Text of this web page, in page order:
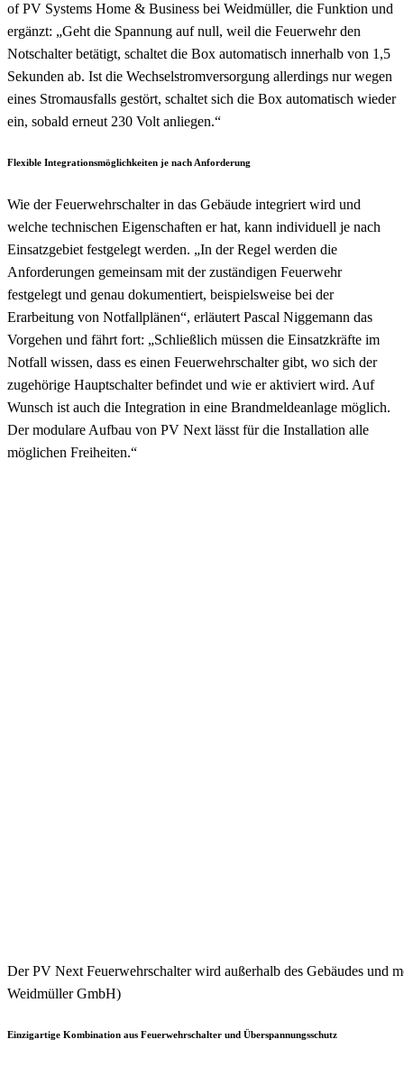
of PV Systems Home & Business bei Weidmüller, die Funktion und
ergänzt: „Geht die Spannung auf null, weil die Feuerwehr den
Notschalter betätigt, schaltet die Box automatisch innerhalb von 1,5
Sekunden ab. Ist die Wechselstromversorgung allerdings nur wegen
eines Stromausfalls gestört, schaltet sich die Box automatisch wieder
ein, sobald erneut 230 Volt anliegen.“
Flexible Integrationsmöglichkeiten je nach Anforderung
Wie der Feuerwehrschalter in das Gebäude integriert wird und
welche technischen Eigenschaften er hat, kann individuell je nach
Einsatzgebiet festgelegt werden. „In der Regel werden die
Anforderungen gemeinsam mit der zuständigen Feuerwehr
festgelegt und genau dokumentiert, beispielsweise bei der
Erarbeitung von Notfallplänen“, erläutert Pascal Niggemann das
Vorgehen und fährt fort: „Schließlich müssen die Einsatzkräfte im
Notfall wissen, dass es einen Feuerwehrschalter gibt, wo sich der
zugehörige Hauptschalter befindet und wie er aktiviert wird. Auf
Wunsch ist auch die Integration in eine Brandmeldeanlage möglich.
Der modulare Aufbau von PV Next lässt für die Installation alle
möglichen Freiheiten.“
Der PV Next Feuerwehrschalter wird außerhalb des Gebäudes und
Weidmüller GmbH)
Einzigartige Kombination aus Feuerwehrschalter und Überspannungsschutz